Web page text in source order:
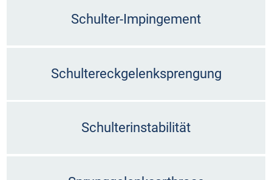
Schulter-Impingement
Schultereckgelenksprengung
Schulterinstabilität